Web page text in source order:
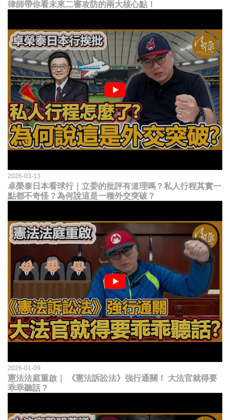
律師帶你看未來二審攻防的兩大核心點！
2026-03-13
卓榮泰日本看球行｜立委的批評有道理嗎？私人行程其實一
點都不奇怪？為何說這是一種外交突破？
2026-01-09
憲法法庭重啟｜ 《憲法訴訟法》強行通關！ 大法官就得要
乖乖聽話？